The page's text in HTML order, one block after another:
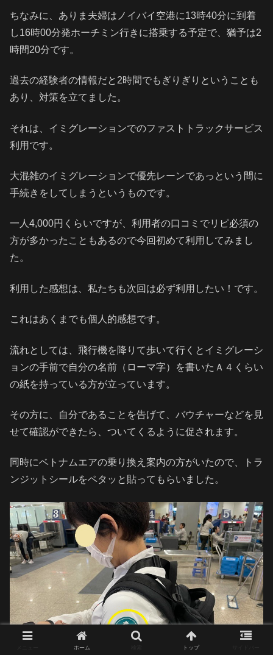
ちなみに、ありま夫婦はノイバイ空港に13時40分に到着
し16時00分発ホーチミン行きに搭乗する予定で、猶予は2
時間20分です。
過去の経験者の情報だと2時間でもぎりぎりということも
あり、対策を立てました。
それは、イミグレーションでのファストトラックサービス
利用です。
大混雑のイミグレーションで優先レーンであっという間に
手続きをしてしまうというものです。
一人4,000円くらいですが、利用者の口コミでリピ必須の
方が多かったこともあるので今回初めて利用してみまし
た。
利用した感想は、私たちも次回は必ず利用したい！です。
これはあくまでも個人的感想です。
流れとしては、飛行機を降りて歩いて行くとイミグレーシ
ョンの手前で自分の名前（ローマ字）を書いたＡ４くらい
の紙を持っている方が立っています。
その方に、自分であることを告げて、バウチャーなどを見
せて確認ができたら、ついてくるように促されます。
同時にベトナムエアの乗り換え案内の方がいたので、トラ
ンジットシールをペタッと貼ってもらいました。
ホーム トップ